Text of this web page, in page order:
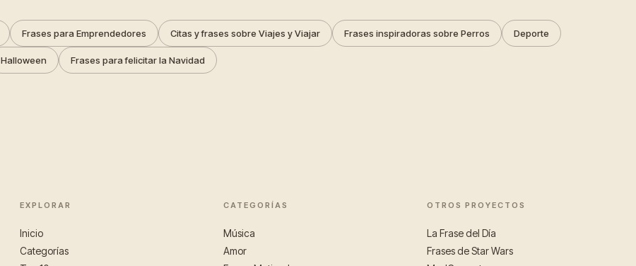
Frases para Emprendedores Citas y frases sobre Viajes y Viajar Frases inspiradoras sobre Perros Deporte
Halloween Frases para felicitar la Navidad
EXPLORAR
Inicio
Categorías
CATEGORÍAS
Música
Amor
OTROS PROYECTOS
La Frase del Día
Frases de Star Wars